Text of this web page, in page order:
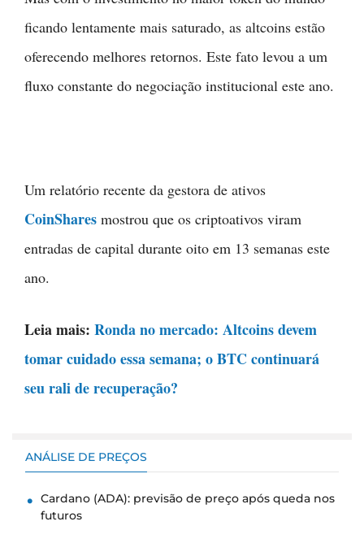
ficando lentamente mais saturado, as altcoins estão
oferecendo melhores retornos. Este fato levou a um
fluxo constante do negociação institucional este ano.
Um relatório recente da gestora de ativos
CoinShares mostrou que os criptoativos viram
entradas de capital durante oito em 13 semanas este
ano.
Leia mais: Ronda no mercado: Altcoins devem
tomar cuidado essa semana; o BTC continuará
seu rali de recuperação?
ANÁLISE DE PREÇOS
Cardano (ADA): previsão de preço após queda nos
futuros